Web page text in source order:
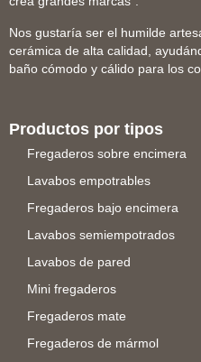
Nos gustaría ser el humilde
cerámica de alta calidad,
baño cómodo y cálido para los
Productos por tipos
Fregaderos sobre encimera
Lavabos empotrables
Fregaderos bajo encimera
Lavabos semiempotrados
Lavabos de pared
Mini fregaderos
Fregaderos mate
Fregaderos de mármol